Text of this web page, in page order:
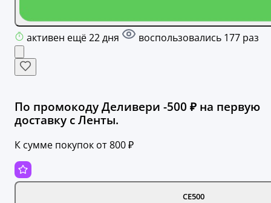
активен ещё 22 дня воспользовались 177 раз
По промокоду Деливери -500 ₽ на первую
доставку с Ленты.
К сумме покупок от 800 ₽
CE500